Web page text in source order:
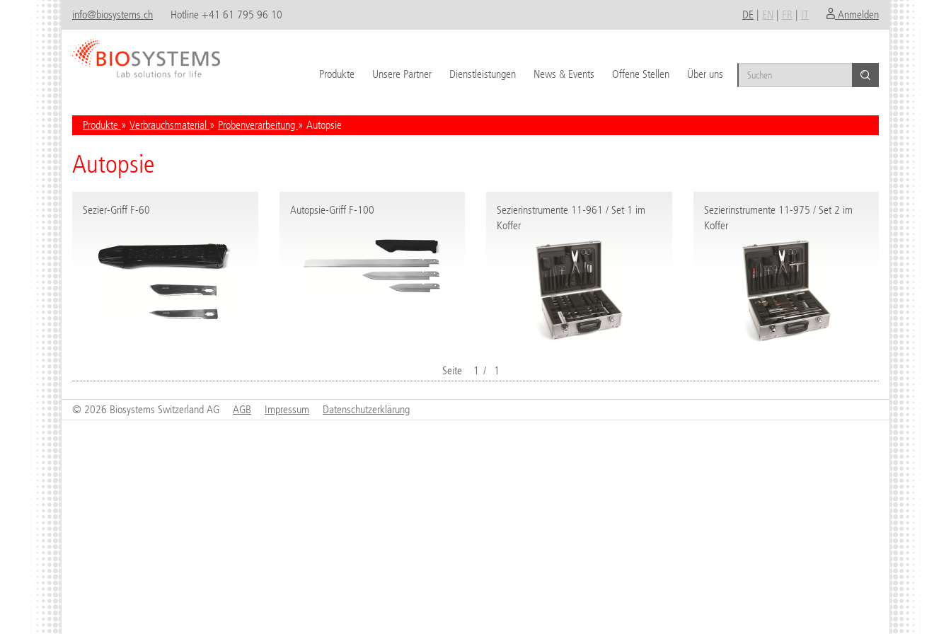
info@biosystems.ch Hotline +41 61 795 96 10 Anmelden
DE | EN | FR | IT
Produkte Unsere Partner Dienstleistungen News & Events Offene Stellen Über uns
Produkte » Verbrauchsmaterial » Probenverarbeitung » Autopsie
Autopsie
Sezier-Griff F-60 Autopsie-Griff F-100
Sezierinstrumente 11-961 / Set 1 im
Koffer
Sezierinstrumente 11-975 / Set 2 im
Koffer
Seite 1 / 1
© 2026 Biosystems Switzerland AG AGB Impressum Datenschutzerklärung